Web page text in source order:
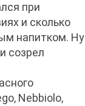
при
и сколько
напитком. Ну
созрел
Nebbiolo,